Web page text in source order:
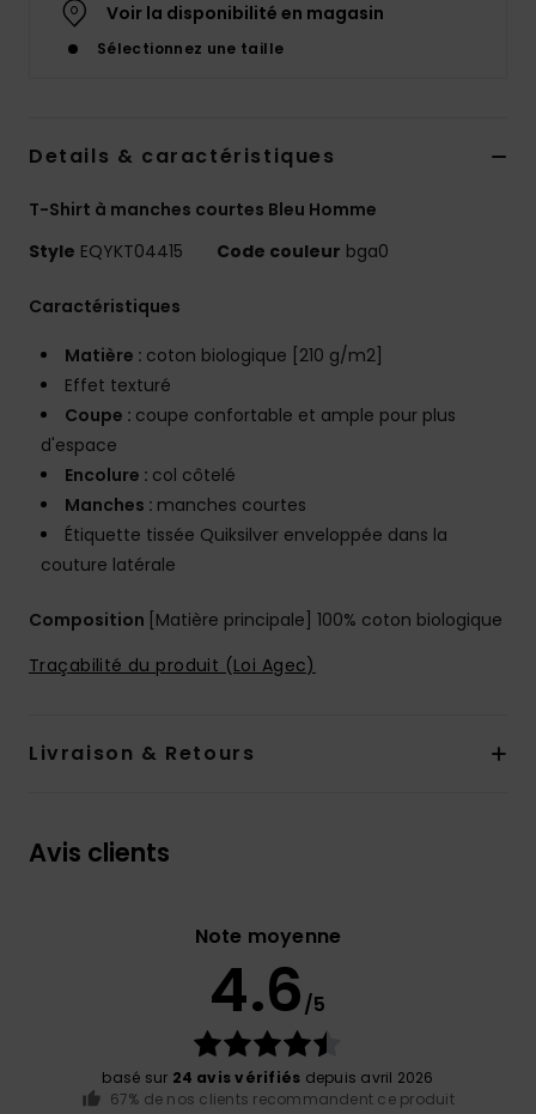
Voir la disponibilité en magasin
Sélectionnez une taille
Details & caractéristiques
T-Shirt à manches courtes Bleu Homme
Style EQYKT04415 Code couleur bga0
Caractéristiques
Matière : coton biologique [210 g/m2]
Effet texturé
Coupe : coupe confortable et ample pour plus
d'espace
Encolure : col côtelé
Manches : manches courtes
Étiquette tissée Quiksilver enveloppée dans la
couture latérale
Composition [Matière principale] 100% coton biologique
Traçabilité du produit (Loi Agec)
Livraison & Retours
Avis clients
Note moyenne
4.6/5
basé sur 24 avis vérifiés depuis avril 2026
67% de nos clients recommandent ce produit